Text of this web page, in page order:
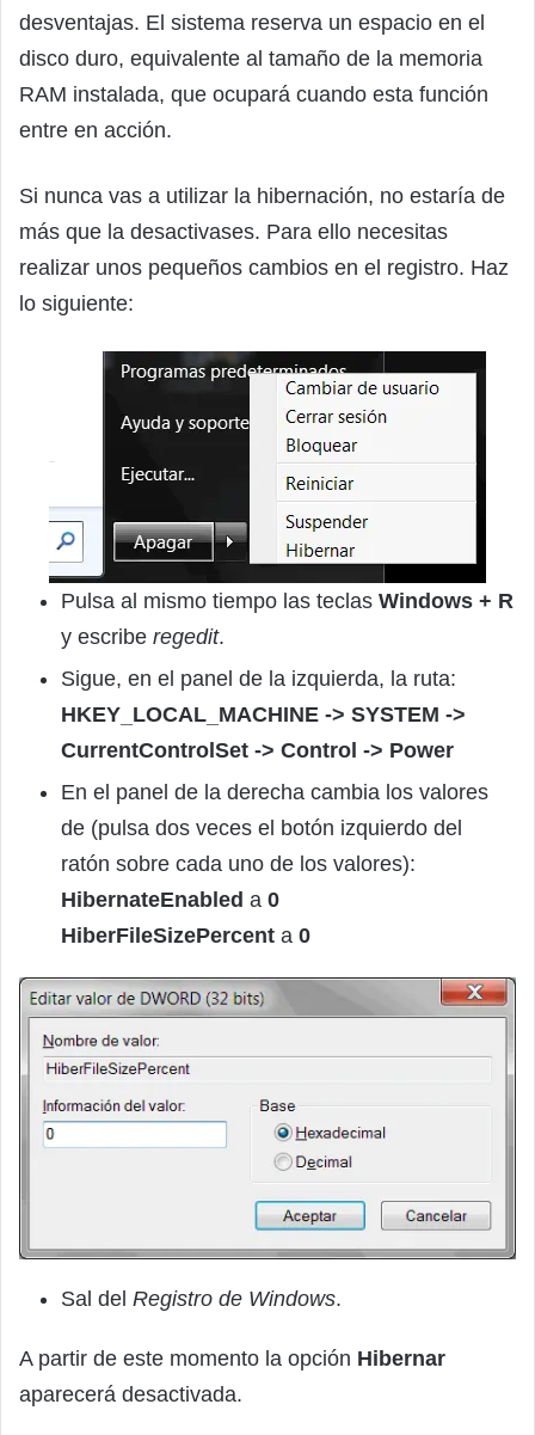
desventajas. El sistema reserva un espacio en el
disco duro, equivalente al tamaño de la memoria
RAM instalada, que ocupará cuando esta función
entre en acción.
Si nunca vas a utilizar la hibernación, no estaría de
más que la desactivases. Para ello necesitas
realizar unos pequeños cambios en el registro. Haz
lo siguiente:
Pulsa al mismo tiempo las teclas Windows + R
y escribe regedit.
Sigue, en el panel de la izquierda, la ruta:
HKEY_LOCAL_MACHINE -> SYSTEM ->
CurrentControlSet -> Control -> Power
En el panel de la derecha cambia los valores
de (pulsa dos veces el botón izquierdo del
ratón sobre cada uno de los valores):
HibernateEnabled a 0
HiberFileSizePercent a 0
Sal del Registro de Windows.
A partir de este momento la opción Hibernar
aparecerá desactivada.